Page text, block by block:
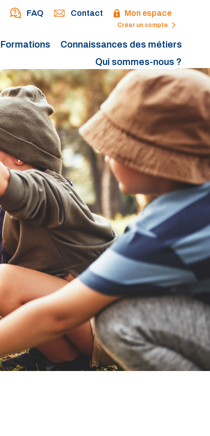
FAQ Contact Mon espace
Créer un compte
Formations
Connaissances des métiers
Qui sommes-nous ?